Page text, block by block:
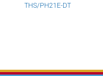
THS/PH21E-DT